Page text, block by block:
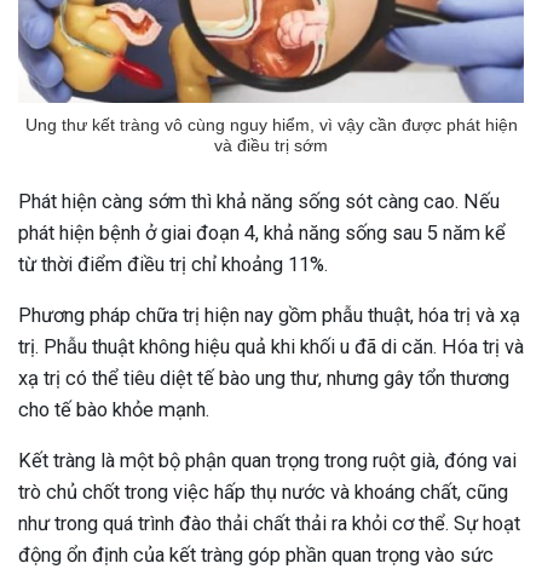
Ung thư kết tràng vô cùng nguy hiểm, vì vậy cần được phát hiện
và điều trị sớm
Phát hiện càng sớm thì khả năng sống sót càng cao. Nếu
phát hiện bệnh ở giai đoạn 4, khả năng sống sau 5 năm kể
từ thời điểm điều trị chỉ khoảng 11%.
Phương pháp chữa trị hiện nay gồm phẫu thuật, hóa trị và xạ
trị. Phẫu thuật không hiệu quả khi khối u đã di căn. Hóa trị và
xạ trị có thể tiêu diệt tế bào ung thư, nhưng gây tổn thương
cho tế bào khỏe mạnh.
Kết tràng là một bộ phận quan trọng trong ruột già, đóng vai
trò chủ chốt trong việc hấp thụ nước và khoáng chất, cũng
như trong quá trình đào thải chất thải ra khỏi cơ thể. Sự hoạt
động ổn định của kết tràng góp phần quan trọng vào sức